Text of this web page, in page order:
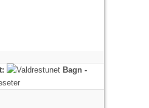
Bagn -